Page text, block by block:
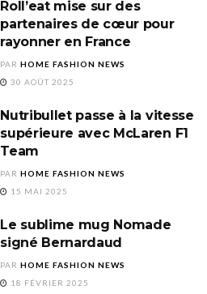
Roll’eat mise sur des
partenaires de cœur pour
rayonner en France
PAR HOME FASHION NEWS
30 AOÛT 2025
Nutribullet passe à la vitesse
supérieure avec McLaren F1
Team
PAR HOME FASHION NEWS
15 MAI 2025
Le sublime mug Nomade
signé Bernardaud
PAR HOME FASHION NEWS
18 FÉVRIER 2025